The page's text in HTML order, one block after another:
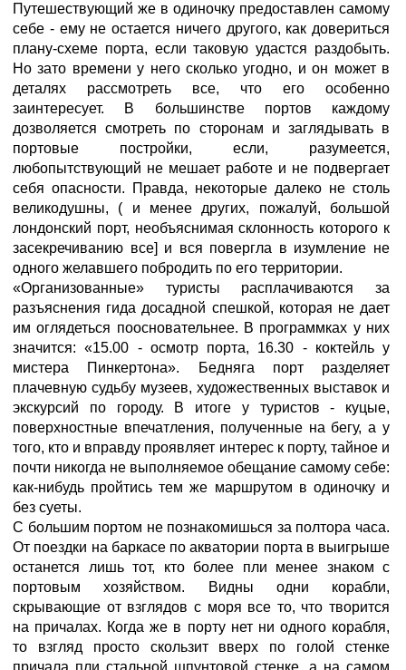
Путешествующий же в одиночку предоставлен самому
себе - ему не остается ничего другого, как довериться
плану-схеме порта, если таковую удастся раздобыть.
Но зато времени у него сколько угодно, и он может в
деталях рассмотреть все, что его особенно
заинтересует. В большинстве портов каждому
дозволяется смотреть по сторонам и заглядывать в
портовые постройки, если, разумеется,
любопытствующий не мешает работе и не подвергает
себя опасности. Правда, некоторые далеко не столь
великодушны, ( и менее других, пожалуй, большой
лондонский порт, необъяснимая склонность которого к
засекречиванию все] и вся повергла в изумление не
одного желавшего побродить по его территории.
«Организованные» туристы расплачиваются за
разъяснения гида досадной спешкой, которая не дает
им оглядеться поосновательнее. В программках у них
значится: «15.00 - осмотр порта, 16.30 - коктейль у
мистера Пинкертона». Бедняга порт разделяет
плачевную судьбу музеев, художественных выставок и
экскурсий по городу. В итоге у туристов - куцые,
поверхностные впечатления, полученные на бегу, а у
того, кто и вправду проявляет интерес к порту, тайное и
почти никогда не выполняемое обещание самому себе:
как-нибудь пройтись тем же маршрутом в одиночку и
без суеты.
С большим портом не познакомишься за полтора часа.
От поездки на баркасе по акватории порта в выигрыше
останется лишь тот, кто более пли менее знаком с
портовым хозяйством. Видны одни корабли,
скрывающие от взглядов с моря все то, что творится
на причалах. Когда же в порту нет ни одного корабля,
то взгляд просто скользит вверх по голой стенке
причала пли стальной шпунтовой стенке, а на самом